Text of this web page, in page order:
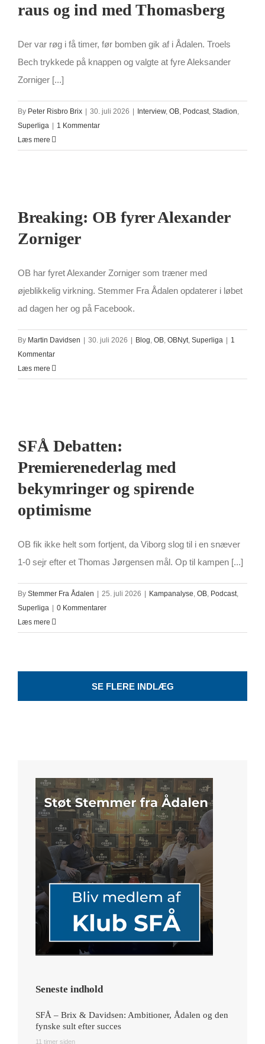
raus og ind med Thomasberg
Der var røg i få timer, før bomben gik af i Ådalen. Troels
Bech trykkede på knappen og valgte at fyre Aleksander
Zorniger [...]
By Peter Risbro Brix 30. juli 2026 Interview, OB, Podcast, Stadion,
Superliga
1 Kommentar
Læs mere
Breaking: OB fyrer Alexander
Zorniger
OB har fyret Alexander Zorniger som træner med
øjeblikkelig virkning. Stemmer Fra Ådalen opdaterer i løbet
ad dagen her og på Facebook.
By Martin Davidsen 30. juli 2026 Blog, OB, OBNyt, Superliga
1
Kommentar
Læs mere
SFÅ Debatten:
Premierenederlag med
bekymringer og spirende
optimisme
OB fik ikke helt som fortjent, da Viborg slog til i en snæver
1-0 sejr efter et Thomas Jørgensen mål. Op til kampen [...]
By Stemmer Fra Ådalen 25. juli 2026 Kampanalyse, OB, Podcast,
Superliga
0 Kommentarer
Læs mere
SE FLERE INDLÆG
Seneste indhold
SFÅ – Brix & Davidsen: Ambitioner, Ådalen og den
fynske sult efter succes
11 timer siden